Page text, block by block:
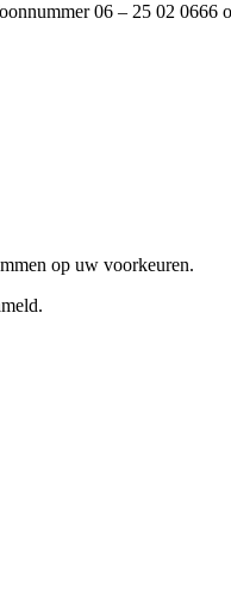
06 – 25 02 0666
op uw voorkeuren.